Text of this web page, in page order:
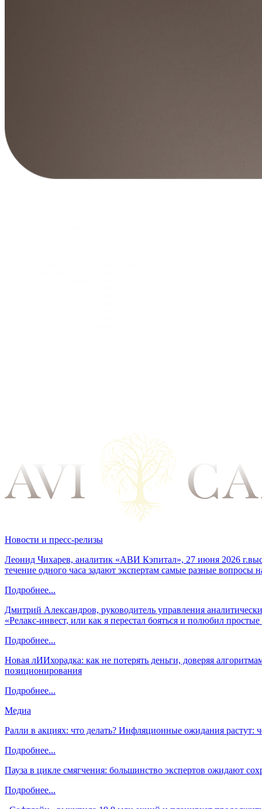
Новости и пресс-релизы
Леонид Чихарев, аналитик «АВИ Кэпитал», 27 июня 2026
течение одного часа задают экспертам самые разные вопросы
Подробнее...
Дмитрий Александров, руководитель управления
«Релакс-инвест, или как я перестал бояться и полюбил
Подробнее...
Новая лИИхорадка: как не потерять деньги, доверяя
позиционирования
Подробнее...
Медиа
Ралли в акциях: что делать? Инфляционные ожидания
Подробнее...
Пауза в цикле смягчения: большинство экспертов ожидают
Подробнее...